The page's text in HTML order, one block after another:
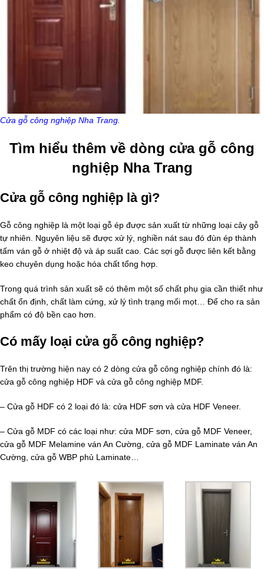
Cửa gỗ công nghiệp Nha Trang.
Tìm hiểu thêm về dòng cửa gỗ công
nghiệp Nha Trang
Cửa gỗ công nghiệp là gì?
Gỗ công nghiệp là một loại gỗ ép được sản xuất từ những loại cây gỗ
tự nhiên. Nguyên liệu sẽ được xử lý, nghiền nát sau đó đùn ép thành
tấm ván gỗ ở nhiệt độ và áp suất cao. Các sợi gỗ được liên kết bằng
keo chuyên dụng hoặc hóa chất tổng hợp.
Trong quá trình sản xuất sẽ có thêm một số chất phụ gia cần thiết như
chất ổn định, chất làm cứng, xử lý tình trạng mối mọt… Để cho ra sản
phẩm có độ bền cao hơn.
Có mấy loại cửa gỗ công nghiệp?
Trên thị trường hiện nay có 2 dòng cửa gỗ công nghiệp chính đó là:
cửa gỗ công nghiệp HDF và cửa gỗ công nghiệp MDF.
– Cửa gỗ HDF có 2 loại đó là: cửa HDF sơn và cửa HDF Veneer.
– Cửa gỗ MDF có các loại như: cửa MDF sơn, cửa gỗ MDF Veneer,
cửa gỗ MDF Melamine ván An Cường, cửa gỗ MDF Laminate ván An
Cường, cửa gỗ WBP phủ Laminate…